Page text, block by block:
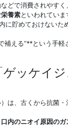
どで消費されやすく
養素といわれていま
に貯めておけないた
補える”**という手軽
ッケイジ
は、古くから抗菌・
口内のニオイ原因の